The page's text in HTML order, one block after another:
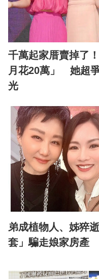
千萬起家厝賣掉了
月花20萬」 她超
光
弟成植物人、姊猝
套」騙走娘家房產